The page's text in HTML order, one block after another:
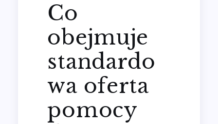
Co
obejmuje
standardo
wa oferta
pomocy